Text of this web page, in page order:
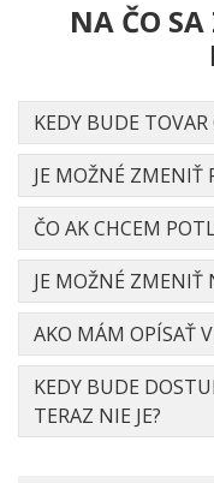
NA ČO
KEDY BUDE
JE MOŽNÉ ZMENIŤ
ČO AK CHCEM
JE MOŽNÉ ZMENIŤ
AKO MÁM OPÍSAŤ
KEDY BUDE
TERAZ NIE JE?